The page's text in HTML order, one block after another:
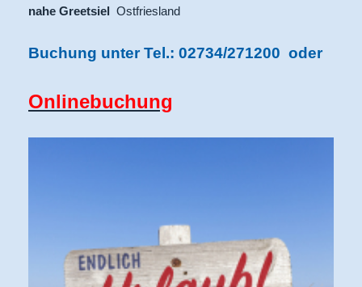
nahe Greetsiel Ostfriesland
Buchung unter Tel.: 02734/271200 oder
Onlinebuchung